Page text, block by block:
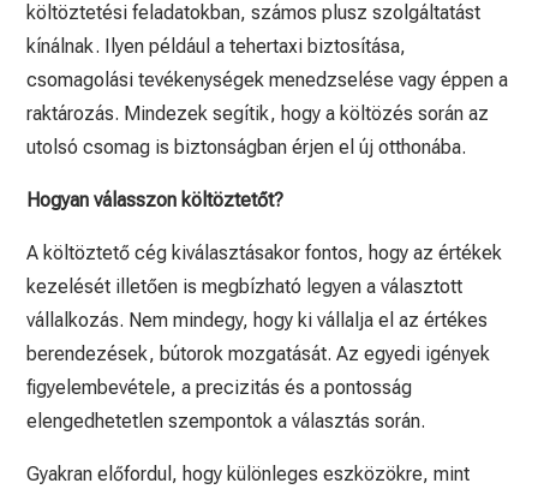
költöztetési feladatokban, számos plusz szolgáltatást
kínálnak. Ilyen például a tehertaxi biztosítása,
csomagolási tevékenységek menedzselése vagy éppen a
raktározás. Mindezek segítik, hogy a költözés során az
utolsó csomag is biztonságban érjen el új otthonába.
Hogyan válasszon költöztetőt?
A költöztető cég kiválasztásakor fontos, hogy az értékek
kezelését illetően is megbízható legyen a választott
vállalkozás. Nem mindegy, hogy ki vállalja el az értékes
berendezések, bútorok mozgatását. Az egyedi igények
figyelembevétele, a precizitás és a pontosság
elengedhetetlen szempontok a választás során.
Gyakran előfordul, hogy különleges eszközökre, mint